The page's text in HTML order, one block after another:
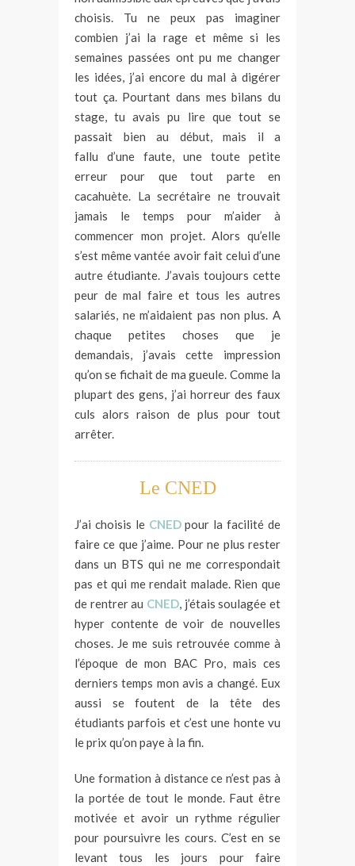
choisis. Tu ne peux pas imaginer
combien j’ai la rage et même si les
semaines passées ont pu me changer
les idées, j’ai encore du mal à digérer
tout ça. Pourtant dans mes bilans du
stage, tu avais pu lire que tout se
passait bien au début, mais il a
fallu d’une faute, une toute petite
erreur pour que tout parte en
cacahuète. La secrétaire ne trouvait
jamais le temps pour m’aider à
commencer mon projet. Alors qu’elle
s’est même vantée avoir fait celui d’une
autre étudiante. J’avais toujours cette
peur de mal faire et tous les autres
salariés, ne m’aidaient pas non plus. A
chaque petites choses que je
demandais, j’avais cette impression
qu’on se fichait de ma gueule. Comme la
plupart des gens, j’ai horreur des faux
culs alors raison de plus pour tout
arrêter.
Le CNED
J’ai choisis le CNEDpour la facilité de
faire ce que j’aime. Pour ne plus rester
dans un BTS qui ne me correspondait
pas et qui me rendait malade. Rien que
de rentrer au CNED, j’étais soulagée et
hyper contente de voir de nouvelles
choses. Je me suis retrouvée comme à
l’époque de mon BAC Pro, mais ces
derniers temps mon avis a changé. Eux
aussi se foutent de la tête des
étudiants parfois et c’est une honte vu
le prix qu’on paye à la fin.
Une formation à distance ce n’est pas à
la portée de tout le monde. Faut être
motivée et avoir un rythme régulier
pour poursuivre les cours. C’est en se
levant tous les jours pour faire